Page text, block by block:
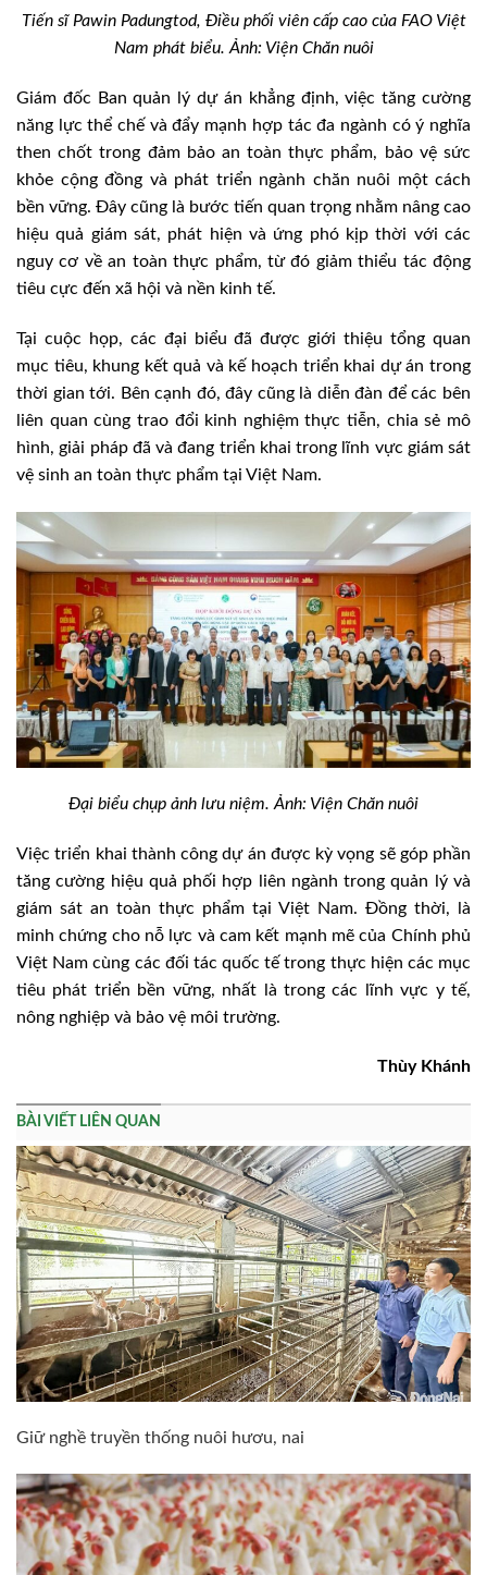
Tiến sĩ Pawin Padungtod, Điều phối viên cấp cao của FAO Việt
Nam phát biểu. Ảnh: Viện Chăn nuôi
Giám đốc Ban quản lý dự án khẳng định, việc tăng cường
năng lực thể chế và đẩy mạnh hợp tác đa ngành có ý nghĩa
then chốt trong đảm bảo an toàn thực phẩm, bảo vệ sức
khỏe cộng đồng và phát triển ngành chăn nuôi một cách
bền vững. Đây cũng là bước tiến quan trọng nhằm nâng cao
hiệu quả giám sát, phát hiện và ứng phó kịp thời với các
nguy cơ về an toàn thực phẩm, từ đó giảm thiểu tác động
tiêu cực đến xã hội và nền kinh tế.
Tại cuộc họp, các đại biểu đã được giới thiệu tổng quan
mục tiêu, khung kết quả và kế hoạch triển khai dự án trong
thời gian tới. Bên cạnh đó, đây cũng là diễn đàn để các bên
liên quan cùng trao đổi kinh nghiệm thực tiễn, chia sẻ mô
hình, giải pháp đã và đang triển khai trong lĩnh vực giám sát
vệ sinh an toàn thực phẩm tại Việt Nam.
Đại biểu chụp ảnh lưu niệm. Ảnh: Viện Chăn nuôi
Việc triển khai thành công dự án được kỳ vọng sẽ góp phần
tăng cường hiệu quả phối hợp liên ngành trong quản lý và
giám sát an toàn thực phẩm tại Việt Nam. Đồng thời, là
minh chứng cho nỗ lực và cam kết mạnh mẽ của Chính phủ
Việt Nam cùng các đối tác quốc tế trong thực hiện các mục
tiêu phát triển bền vững, nhất là trong các lĩnh vực y tế,
nông nghiệp và bảo vệ môi trường.
Thùy Khánh
BÀI VIẾT LIÊN QUAN
Giữ nghề truyền thống nuôi hươu, nai